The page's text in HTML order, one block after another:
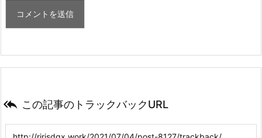
 この記事のトラックバックURL